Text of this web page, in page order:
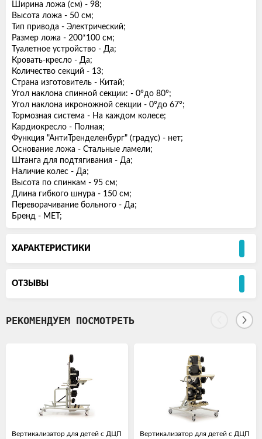
Ширина ложа (см) - 98;
Высота ложа - 50 см;
Тип привода - Электрический;
Размер ложа - 200*100 см;
Туалетное устройство - Да;
Кровать-кресло - Да;
Количество секций - 13;
Страна изготовитель - Китай;
Угол наклона спинной секции: - 0°до 80°;
Угол наклона икроножной секции - 0°до 67°;
Тормозная система - На каждом колесе;
Кардиокресло - Полная;
Функция "АнтиТренделенбург" (градус) - нет;
Основание ложа - Стальные ламели;
Штанга для подтягивания - Да;
Наличие колес - Да;
Высота по спинкам - 95 см;
Длина гибкого шнура - 150 см;
Переворачивание больного - Да;
Бренд - MET;
ХАРАКТЕРИСТИКИ
ОТЗЫВЫ
РЕКОМЕНДУЕМ ПОСМОТРЕТЬ
Вертикализатор для детей с ДЦП
Вертикализатор для детей с ДЦП